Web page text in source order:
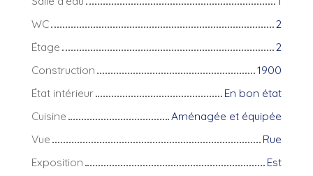
WC
2
Étage
2
Construction
1900
État intérieur
En bon état
Cuisine
Aménagée et équipée
Vue
Rue
Exposition
Est